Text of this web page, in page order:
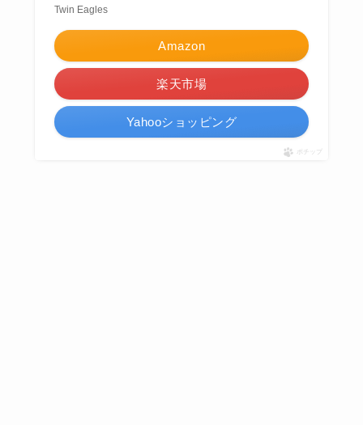
Twin Eagles
Amazon
楽天市場
Yahooショッピング
ポチップ